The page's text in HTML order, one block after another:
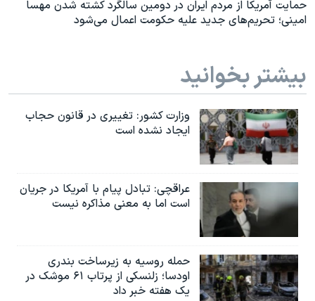
حمایت آمریکا از مردم ایران در دومین سالگرد کشته‌ شدن مهسا
امینی؛ تحریم‌های جدید علیه حکومت اعمال می‌شود
بیشتر بخوانید
وزارت کشور: تغییری در قانون حجاب
ایجاد نشده است
عراقچی: تبادل پیام با آمریکا در جریان
است اما به معنی مذاکره نیست
حمله روسیه به زیرساخت بندری
اودسا؛ زلنسکی از پرتاب ۶۱ موشک در
یک هفته خبر داد